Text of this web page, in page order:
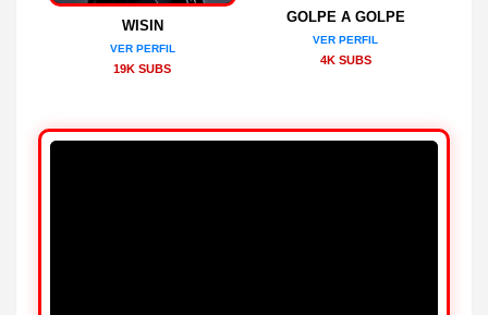
WISIN
VER PERFIL
19K SUBS
GOLPE A GOLPE
VER PERFIL
4K SUBS